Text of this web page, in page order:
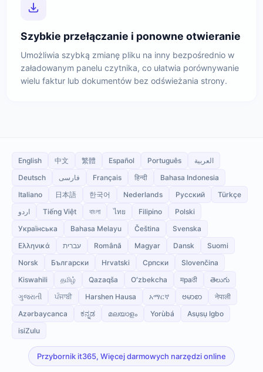
Szybkie przełączanie i ponowne otwieranie
Umożliwia szybką zmianę pliku na inny bezpośrednio w
załadowanym panelu czytnika, co ułatwia porównywanie
wielu faktur lub dokumentów bez odświeżania strony.
English 中文 繁體 Español Português
العربية
Deutsch
فارسی Français हिन्दी
Bahasa Indonesia
Italiano
日本語 한국어 Nederlands Русский
Türkçe
اردو
Tiếng Việt বাংলা ไทย Filipino
Polski
Українська
Bahasa Melayu Čeština
Svenska
Ελληνικά
עברית Română Magyar Dansk
Suomi
Norsk
Български Hrvatski Српски
Slovenčina
Kiswahili
தமிழ் Qazaqša Oʻzbekcha मраठी
తెలుగు
ગુજરાતી
ਪੰਜਾਬੀ Harshen Hausa አማርኛ ဗမာစာ
नेपाली
Azərbaycanca
ಕನ್ನಡ മലയാളം Yorùbá
Asụsụ Igbo
isiZulu
Przybornik it365, Więcej darmowych narzędzi online